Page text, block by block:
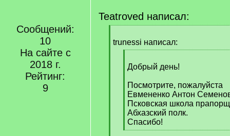
Сообщений:
10
На сайте с
2018 г.
Рейтинг:
9
Teatroved написал:
q
trunessi написал:
q
Добрый день!
Посмотрите, пожалуйста
Евмененко Антон
Псковская школа
Абхазский полк.
Спасибо!
[